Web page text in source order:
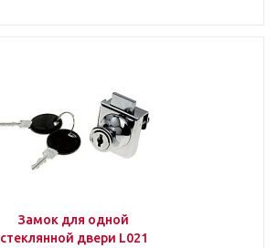
Замок для одной
стеклянной двери L021